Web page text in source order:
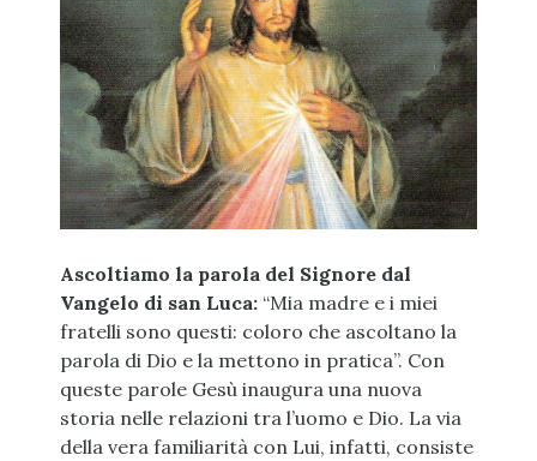
Ascoltiamo la parola del Signore dal
Vangelo di san Luca: “Mia madre e i miei
fratelli sono questi: coloro che ascoltano la
parola di Dio e la mettono in pratica”. Con
queste parole Gesù inaugura una nuova
storia nelle relazioni tra l’uomo e Dio. La via
della vera familiarità con Lui, infatti, consiste